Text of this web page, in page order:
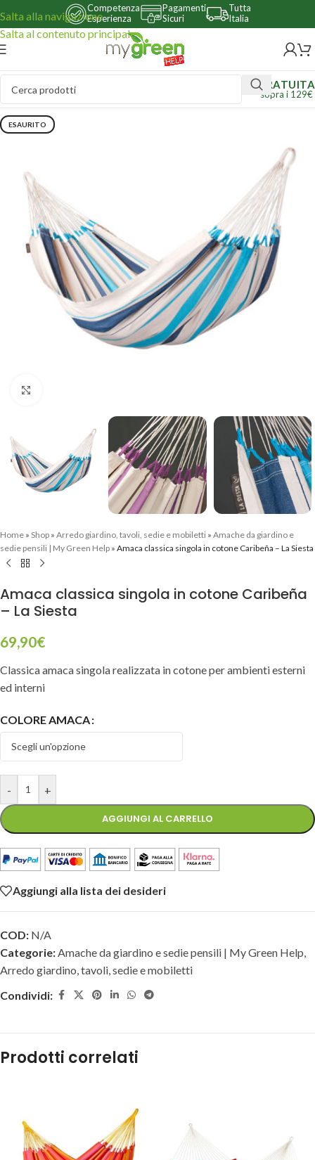
Salta alla navigazione
Salta al contenuto principale
Competenza
Esperienza
Pagamenti
Sicuri
Tutta
Italia
GRATUITA
sopra i 129€
ESAURITO
Home » Shop » Arredo giardino, tavoli, sedie e mobiletti » Amache da giardino e
sedie pensili | My Green Help » Amaca classica singola in cotone Caribeña – La Siesta
Amaca classica singola in cotone Caribeña
– La Siesta
69,90€
Classica amaca singola realizzata in cotone per ambienti esterni
ed interni
COLORE AMACA
- +
AGGIUNGI AL CARRELLO
Aggiungi alla lista dei desideri
COD: N/A
Categorie: Amache da giardino e sedie pensili | My Green Help
Arredo giardino, tavoli, sedie e mobiletti
Condividi:
Prodotti correlati